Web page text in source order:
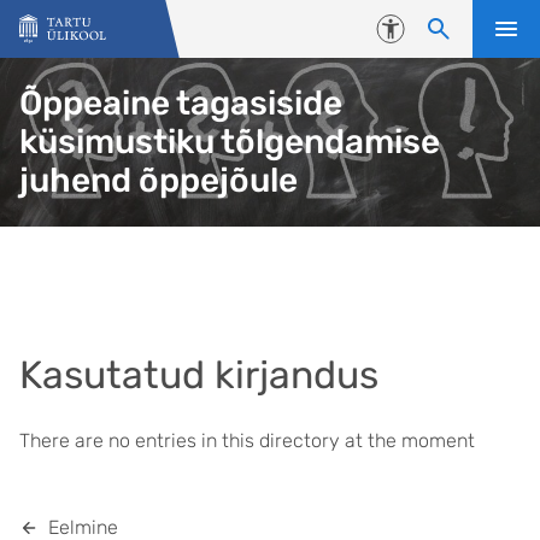
Liigu edasi põhisisu juurde
Juurdepääsetavus
Õppeaine tagasiside
küsimustiku tõlgendamise
juhend õppejõule
Kasutatud kirjandus
There are no entries in this directory at the moment
Eelmine